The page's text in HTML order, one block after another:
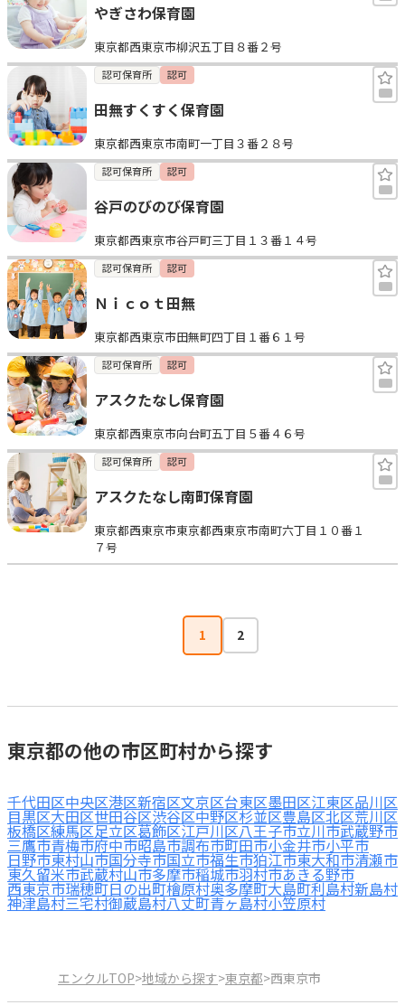
やぎさわ保育園
東京都西東京市柳沢五丁目８番２号
認可保育所 認可
田無すくすく保育園
東京都西東京市南町一丁目３番２８号
認可保育所 認可
谷戸のびのび保育園
東京都西東京市谷戸町三丁目１３番１４号
認可保育所 認可
Ｎｉｃｏｔ田無
東京都西東京市田無町四丁目１番６１号
認可保育所 認可
アスクたなし保育園
東京都西東京市向台町五丁目５番４６号
認可保育所 認可
アスクたなし南町保育園
東京都西東京市東京都西東京市南町六丁目１０番１
７号
1 2
東京都の他の市区町村から探す
千代田区中央区港区新宿区文京区台東区墨田区江東区品川区
目黒区大田区世田谷区渋谷区中野区杉並区豊島区北区荒川区
板橋区練馬区足立区葛飾区江戸川区八王子市立川市武蔵野市
三鷹市青梅市府中市昭島市調布市町田市小金井市小平市
日野市東村山市国分寺市国立市福生市狛江市東大和市清瀬市
東久留米市武蔵村山市多摩市稲城市羽村市あきる野市
西東京市瑞穂町日の出町檜原村奥多摩町大島町利島村新島村
神津島村三宅村御蔵島村八丈町青ヶ島村小笠原村
エンクルTOP>地域から探す>東京都>西東京市